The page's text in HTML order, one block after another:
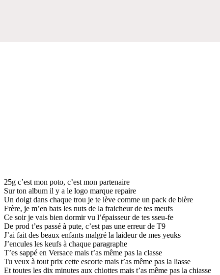
25g c’est mon poto, c’est mon partenaire
Sur ton album il y a le logo marque repaire
Un doigt dans chaque trou je te lève comme un pack de bière
Frère, je m’en bats les nuts de la fraicheur de tes meufs
Ce soir je vais bien dormir vu l’épaisseur de tes sseu-fe
De prod t’es passé à pute, c’est pas une erreur de T9
J’ai fait des beaux enfants malgré la laideur de mes yeuks
J’encules les keufs à chaque paragraphe
T’es sappé en Versace mais t’as même pas la classe
Tu veux à tout prix cette escorte mais t’as même pas la liasse
Et toutes les dix minutes aux chiottes mais t’as même pas la chiasse